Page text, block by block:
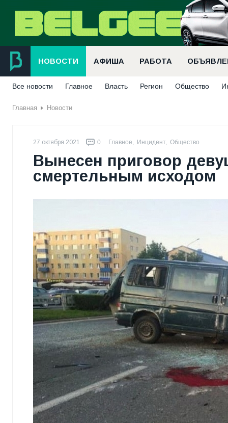
НОВОСТИ АФИША РАБОТА
Все новости Главное Власть Регион Общество
Главная Новости
27 октября 2021 0 Главное, Инцидент, Общество
Вынесен приговор
смертельным исходом